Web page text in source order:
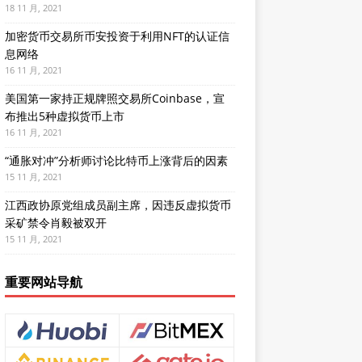
18 11 月, 2021
加密货币交易所币安投资于利用NFT的认证信
息网络
16 11 月, 2021
美国第一家持正规牌照交易所Coinbase，宣
布推出5种虚拟货币上市
16 11 月, 2021
“通胀对冲”分析师讨论比特币上涨背后的因素
15 11 月, 2021
江西政协原党组成员副主席，因违反虚拟货币
采矿禁令肖毅被双开
15 11 月, 2021
重要网站导航